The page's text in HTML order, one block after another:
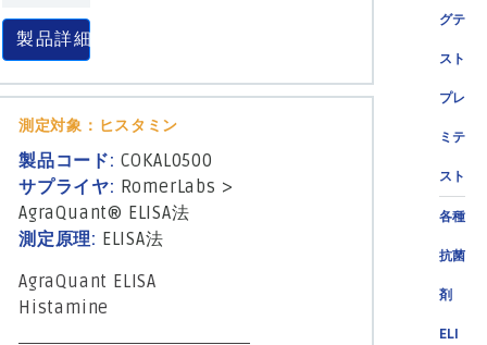
グテ
スト
プレ
ミテ
スト
各種
抗菌
剤
ELI
製品詳細
測定対象：ヒスタミン
製品コード: COKAL0500
サプライヤ: RomerLabs >
AgraQuant® ELISA法
測定原理: ELISA法
AgraQuant ELISA
Histamine